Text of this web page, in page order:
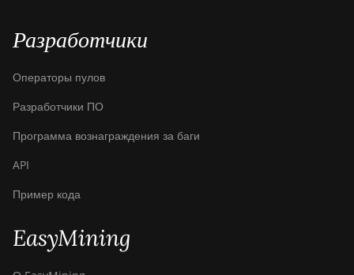
Разработчики
Операторы пулов
Разработчики ПО
Программа вознаграждения за баги
API
Пример кода
EasyMining